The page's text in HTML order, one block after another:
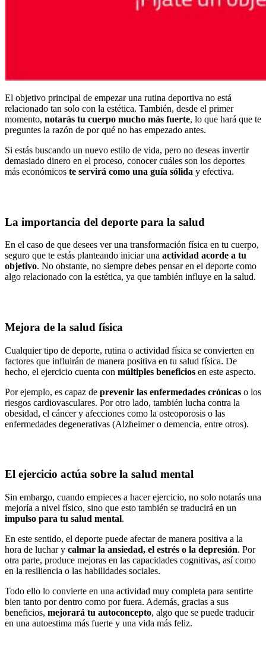
El objetivo principal de empezar una rutina deportiva no está
relacionado tan solo con la estética. También, desde el primer
momento, notarás tu cuerpo mucho más fuerte, lo que hará que te
preguntes la razón de por qué no has empezado antes.
Si estás buscando un nuevo estilo de vida, pero no deseas invertir
demasiado dinero en el proceso, conocer cuáles son los deportes
más económicos te servirá como una guía sólida y efectiva.
La importancia del deporte para la salud
En el caso de que desees ver una transformación física en tu cuerpo,
seguro que te estás planteando iniciar una actividad acorde a tu
objetivo. No obstante, no siempre debes pensar en el deporte como
algo relacionado con la estética, ya que también influye en la salud.
Mejora de la salud física
Cualquier tipo de deporte, rutina o actividad física se convierten en
factores que influirán de manera positiva en tu salud física. De
hecho, el ejercicio cuenta con múltiples beneficios en este aspecto.
Por ejemplo, es capaz de prevenir las enfermedades crónicas o los
riesgos cardiovasculares. Por otro lado, también lucha contra la
obesidad, el cáncer y afecciones como la osteoporosis o las
enfermedades degenerativas (Alzheimer o demencia, entre otros).
El ejercicio actúa sobre la salud mental
Sin embargo, cuando empieces a hacer ejercicio, no solo notarás una
mejoría a nivel físico, sino que esto también se traducirá en un
impulso para tu salud mental.
En este sentido, el deporte puede afectar de manera positiva a la
hora de luchar y calmar la ansiedad, el estrés o la depresión. Por
otra parte, produce mejoras en las capacidades cognitivas, así como
en la resiliencia o las habilidades sociales.
Todo ello lo convierte en una actividad muy completa para sentirte
bien tanto por dentro como por fuera. Además, gracias a sus
beneficios, mejorará tu autoconcepto, algo que se puede traducir
en una autoestima más fuerte y una vida más feliz.